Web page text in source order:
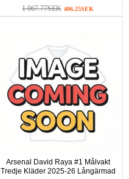
1 067.77SEK 406.25SEK
Arsenal David Raya #1 Målvakt
Tredje Kläder 2025-26 Långärmad